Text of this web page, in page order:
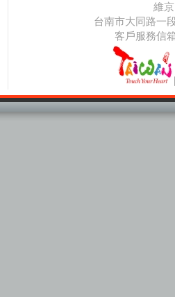
維
台南市大同路一
客戶服務信